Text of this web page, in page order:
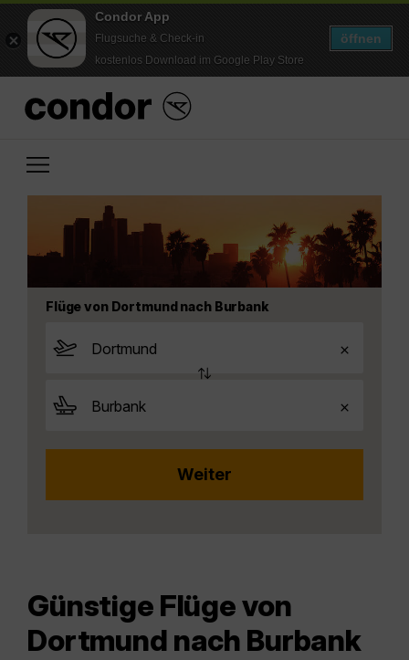
Condor App
Flugsuche & Check-in
kostenlos Download im Google Play Store
öffnen
Flüge von Dortmund nach Burbank
Günstige Flüge von
Dortmund nach Burbank